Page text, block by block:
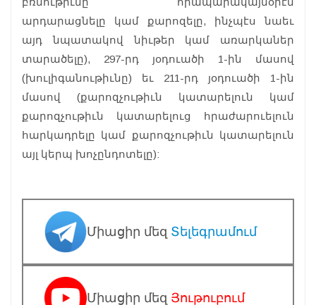
արդարացնելը կամ քարոզելը, ինչպէս նաեւ
այդ նպատակով նիւթեր կամ առարկաներ
տարածելը), 297-րդ յօդուածի 1-ին մասով
(խուլիգանութիւնը) եւ 211-րդ յօդուածի 1-ին
մասով (քարոզչութիւն կատարելուն կամ
քարոզչութիւն կատարելուց հրաժարուելուն
հարկադրելը կամ քարոզչութիւն կատարելուն
այլ կերպ խոչընդոտելը):
Միացիր մեզ Տելեգրամում
Միացիր մեզ Յութուբում